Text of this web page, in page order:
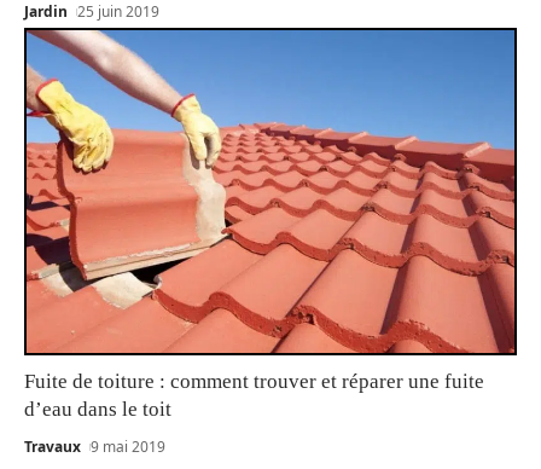
Jardin 25 juin 2019
Fuite de toiture : comment trouver et réparer une fuite
d’eau dans le toit
Travaux 9 mai 2019